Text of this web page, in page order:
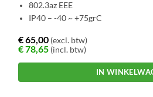
802.3az EEE
IP40 – -40 ~ +75grC
€65,00 (excl. btw)
€78,65 (incl. btw)
IN